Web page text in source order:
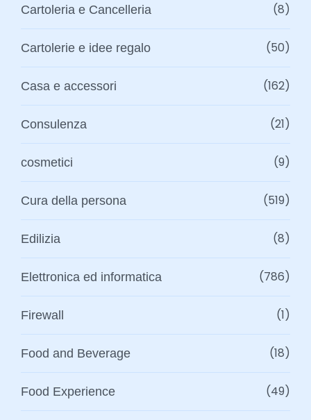
Cartoleria e Cancelleria (8)
Cartolerie e idee regalo (50)
Casa e accessori (162)
Consulenza (21)
cosmetici (9)
Cura della persona (519)
Edilizia (8)
Elettronica ed informatica (786)
Firewall (1)
Food and Beverage (18)
Food Experience (49)